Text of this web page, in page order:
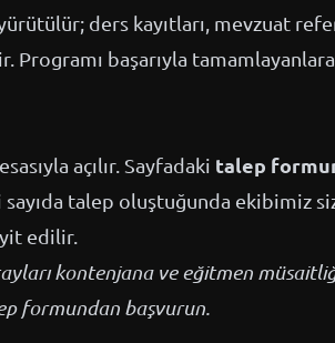
ders kayıtları, mevzuat
Programı başarıyla tamamlayanlara
açılır. Sayfadaki talep
talep oluştuğunda ekibimiz
edilir.
kontenjana ve eğitmen
formundan başvurun.